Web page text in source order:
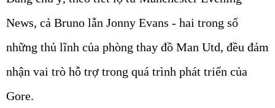
News, cả Bruno lẫn Jonny Evans - hai trong số
những thủ lĩnh của phòng thay đồ Man Utd, đều đảm
nhận vai trò hỗ trợ trong quá trình phát triển của
Gore.